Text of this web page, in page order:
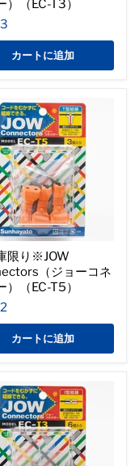
）（EC-T3）
カートに追加
限り※JOW
（ジョーコネ
）（EC-T5）
カートに追加